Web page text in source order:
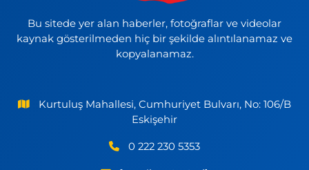
Bu sitede yer alan haberler, fotoğraflar ve videolar
kaynak gösterilmeden hiç bir şekilde alıntılanamaz ve
kopyalanamaz.
Kurtuluş Mahallesi, Cumhuriyet Bulvarı, No: 106/B
Eskişehir
0 222 230 5353